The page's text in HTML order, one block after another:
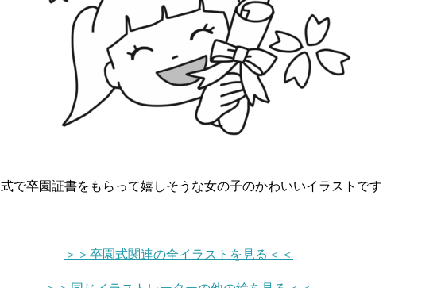
で卒園証書をもらって嬉しそうな女の子のかわいいイラストです
＞＞卒園式関連の全イラストを見る＜＜